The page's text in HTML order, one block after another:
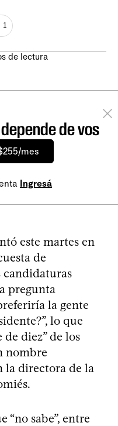
1
de lectura
de vos
mes
Ingresá
este martes en
de
candidaturas
pregunta
la gente
lo que
diez” de los
nombre
la directora de la
“no sabe”, entre